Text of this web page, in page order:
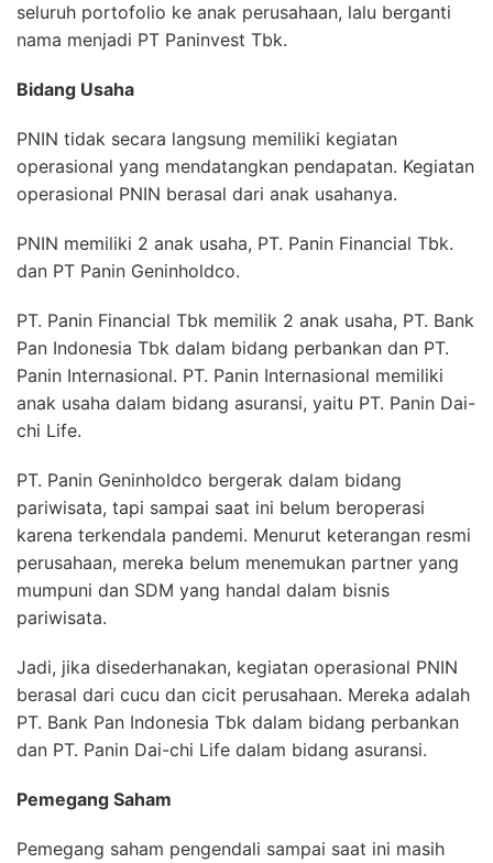
seluruh portofolio ke anak perusahaan, lalu berganti
nama menjadi PT Paninvest Tbk.
Bidang Usaha
PNIN tidak secara langsung memiliki kegiatan
operasional yang mendatangkan pendapatan. Kegiatan
operasional PNIN berasal dari anak usahanya.
PNIN memiliki 2 anak usaha, PT. Panin Financial Tbk.
dan PT Panin Geninholdco.
PT. Panin Financial Tbk memilik 2 anak usaha, PT. Bank
Pan Indonesia Tbk dalam bidang perbankan dan PT.
Panin Internasional. PT. Panin Internasional memiliki
anak usaha dalam bidang asuransi, yaitu PT. Panin Dai-
chi Life.
PT. Panin Geninholdco bergerak dalam bidang
pariwisata, tapi sampai saat ini belum beroperasi
karena terkendala pandemi. Menurut keterangan resmi
perusahaan, mereka belum menemukan partner yang
mumpuni dan SDM yang handal dalam bisnis
pariwisata.
Jadi, jika disederhanakan, kegiatan operasional PNIN
berasal dari cucu dan cicit perusahaan. Mereka adalah
PT. Bank Pan Indonesia Tbk dalam bidang perbankan
dan PT. Panin Dai-chi Life dalam bidang asuransi.
Pemegang Saham
Pemegang saham pengendali sampai saat ini masih